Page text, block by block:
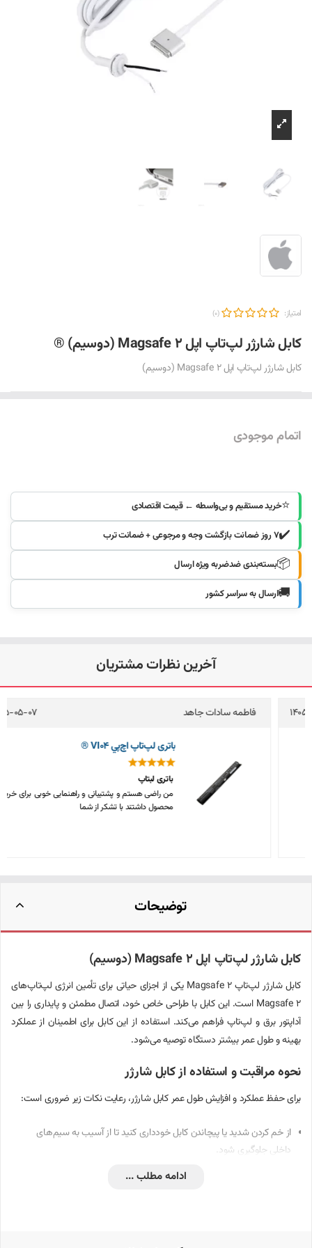
کابل شارژر لپ‌تاپ اپل Magsafe 2 (دوسیم) ®
کابل شارژر لپ‌تاپ اپل Magsafe 2 (دوسیم)
امتیاز: (0)
اتمام موجودی
موجود شد خبرم کنید ⭐خرید مستقیم و بی‌واسطه ← قیمت اقتصادی
✔️۷ روز ضمانت بازگشت وجه و مرجوعی + ضمانت ترب
📦بسته‌بندی ضدضربه ویژه ارسال
🚚ارسال به سراسر کشور
آخرین نظرات مشتریان
فاطمه سادات جاهد 1405-05-07
باتری لپ‌تاپ اچ‌پي VI04 ®
باترى لبتاپ
من راضى هستم و پشتيبانى و راهنمايى خوبى براى خريد
محصول داشتند با تشكر از شما
توضیحات
کابل شارژر لپ‌تاپ اپل Magsafe 2 (دوسیم)
کابل شارژر لپ‌تاپ Magsafe 2 یکی از اجزای حیاتی برای تأمین انرژی لپ‌تاپ‌های
Magsafe 2 است. این کابل با طراحی خاص خود، اتصال مطمئن و پایداری را بین
آداپتور برق و لپ‌تاپ فراهم می‌کند. استفاده از این کابل برای اطمینان از عملکرد
بهینه و طول عمر بیشتر دستگاه توصیه می‌شود.
نحوه مراقبت و استفاده از کابل شارژر
برای حفظ عملکرد و افزایش طول عمر کابل شارژر، رعایت نکات زیر ضروری است:
از خم کردن شدید یا پیچاندن کابل خودداری کنید تا از آسیب به سیم‌های
داخلی جلوگیری شود.
کابل را از تماس با مایعات و رطوبت دور نگه دارید.
ادامه مطلب ...